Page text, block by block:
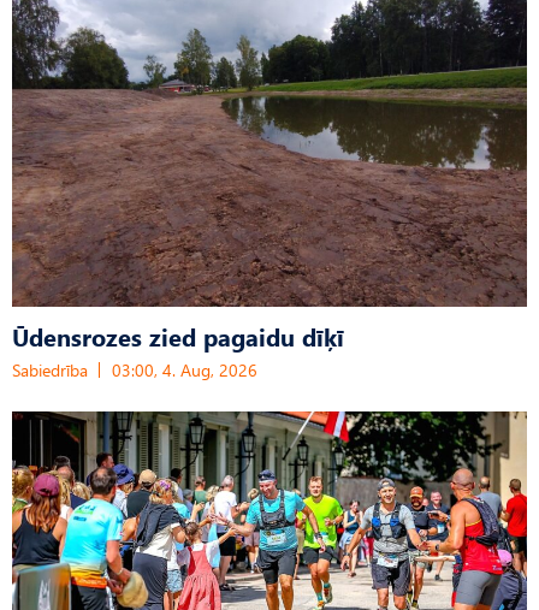
Ūdensrozes zied pagaidu dīķī
Sabiedrība 03:00, 4. Aug, 2026